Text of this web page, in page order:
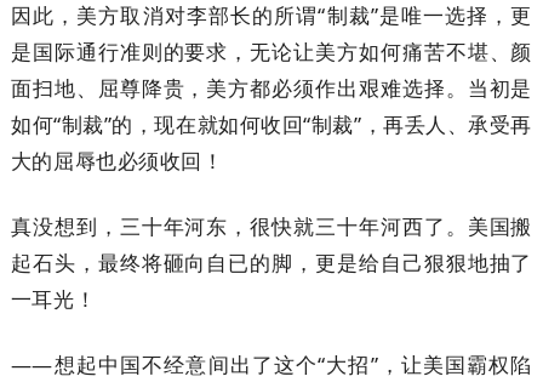
因此，美方取消对李部长的所谓“制裁”是唯一选择，更
是国际通行准则的要求，无论让美方如何痛苦不堪、颜
面扫地、屈尊降贵，美方都必须作出艰难选择。当初是
如何“制裁”的，现在就如何收回“制裁”，再丢人、承受再
大的屈辱也必须收回！
真没想到，三十年河东，很快就三十年河西了。美国搬
起石头，最终将砸向自已的脚，更是给自己狠狠地抽了
一耳光！
——想起中国不经意间出了这个“大招”，让美国霸权陷